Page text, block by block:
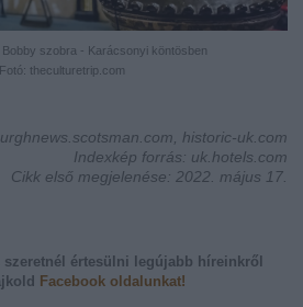
Bobby szobra - Karácsonyi köntösben
Fotó: theculturetrip.com
historic-uk.com
Indexkép forrás: uk.hotels.com
Cikk első megjelenése: 2022. május 17.
szeretnél értesülni legújabb híreinkről
Facebook oldalunkat!